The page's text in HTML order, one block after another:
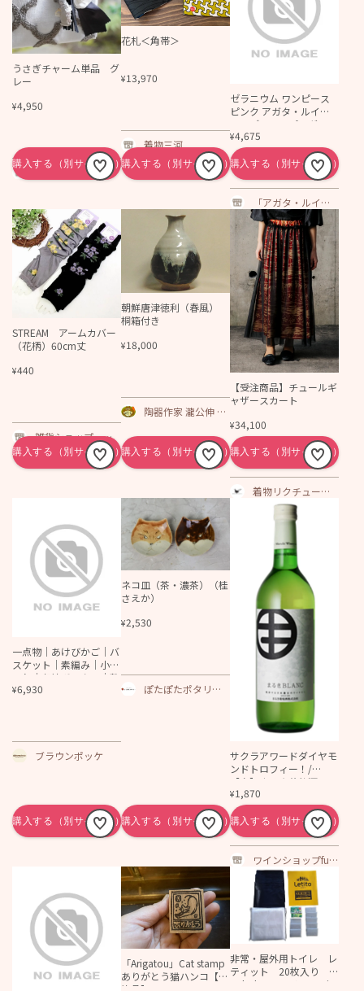
うさぎチャーム単品 グ
レー
¥4,950
嘉門工藝オンライ
ンショップ
花札＜角帯＞
¥13,970
着物三河
ゼラニウム ワンピース
ピンク アガタ・ルイ
ス・デ・ラ・プラダ
(C.L.GERANIO DRESS FU
CHSIA - Agatha Ruiz de l
a Prada)
¥4,675
「アガタ・ルイ
ス・デ・ラ・プラ
ダ」公式通販サイ
ト | スペイン発！女
の子ワンピースや
レディースバッ
グ・ファッション
通販
STREAM アームカバー
（花柄）60cm丈
¥440
雑貨ショップ ハ
ニーシェア
朝鮮唐津徳利（春風）
桐箱付き
¥18,000
陶器作家 瀧公伸 た
【受注商品】チュールギ
ャザースカート
¥34,100
着物リクチュール
Kigisu
一点物｜あけびかご｜バ
スケット｜素編み｜小物
入れ｜収納ボックス｜整
理箱｜化粧箱｜長方形底
¥6,930
ブラウンポッケ
ネコ皿（茶・濃茶）（桂
さえか）
¥2,530
ぽたぽたポタリ
サクラアワードダイヤモ
ンドトロフィー！/
【白】まるき葡萄酒 い
ろ甲州 2024
¥1,870
ワインショップfun
～長野ワインとオ
タク達のワイン～
「Arigatou」Cat stamp
ありがとう猫ハンコ【予
非常・屋外用トイレ レ
ティット 20枚入り f
or lady ティッシュ・ナ